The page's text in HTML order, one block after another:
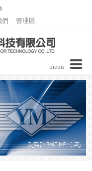
們 管理區
menu
捲門